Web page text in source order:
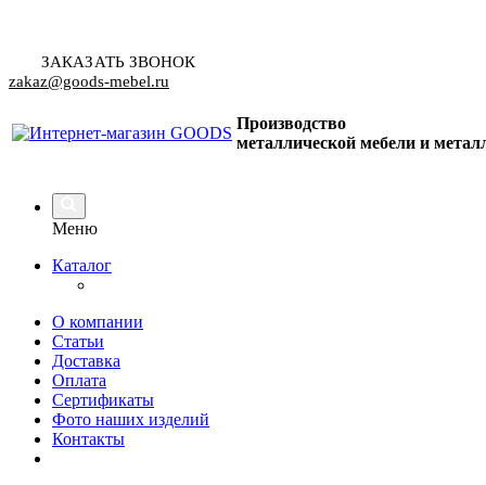
ЗАКАЗАТЬ ЗВОНОК
zakaz@goods-mebel.ru
Производство
металлической мебели и
Меню
Каталог
О компании
Статьи
Доставка
Оплата
Сертификаты
Фото наших изделий
Контакты